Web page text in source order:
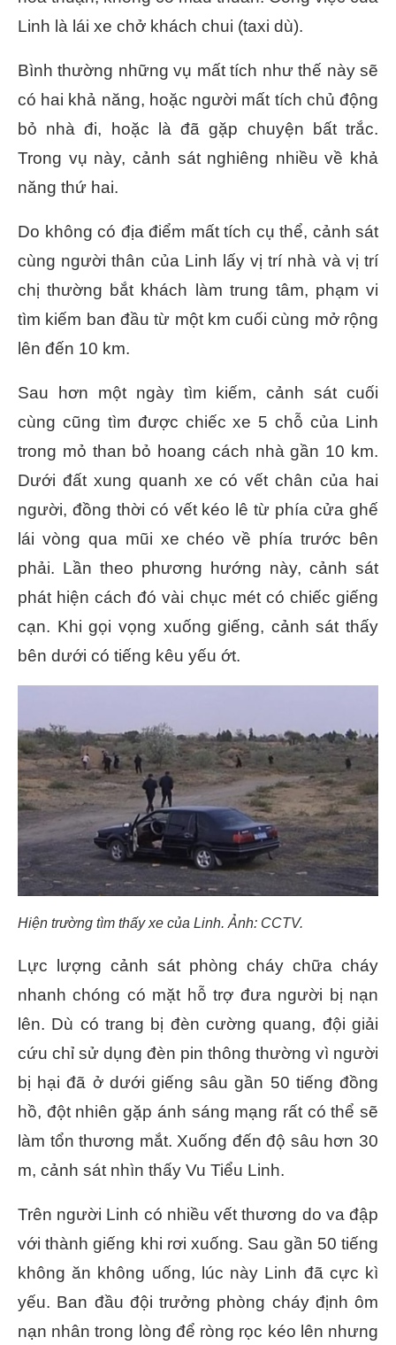
Linh là lái xe chở khách chui (taxi dù).
Bình thường những vụ mất tích như thế này sẽ
có hai khả năng, hoặc người mất tích chủ động
bỏ nhà đi, hoặc là đã gặp chuyện bất trắc.
Trong vụ này, cảnh sát nghiêng nhiều về khả
năng thứ hai.
Do không có địa điểm mất tích cụ thể, cảnh sát
cùng người thân của Linh lấy vị trí nhà và vị trí
chị thường bắt khách làm trung tâm, phạm vi
tìm kiếm ban đầu từ một km cuối cùng mở rộng
lên đến 10 km.
Sau hơn một ngày tìm kiếm, cảnh sát cuối
cùng cũng tìm được chiếc xe 5 chỗ của Linh
trong mỏ than bỏ hoang cách nhà gần 10 km.
Dưới đất xung quanh xe có vết chân của hai
người, đồng thời có vết kéo lê từ phía cửa ghế
lái vòng qua mũi xe chéo về phía trước bên
phải. Lần theo phương hướng này, cảnh sát
phát hiện cách đó vài chục mét có chiếc giếng
cạn. Khi gọi vọng xuống giếng, cảnh sát thấy
bên dưới có tiếng kêu yếu ớt.
Hiện trường tìm thấy xe của Linh. Ảnh: CCTV.
Lực lượng cảnh sát phòng cháy chữa cháy
nhanh chóng có mặt hỗ trợ đưa người bị nạn
lên. Dù có trang bị đèn cường quang, đội giải
cứu chỉ sử dụng đèn pin thông thường vì người
bị hại đã ở dưới giếng sâu gần 50 tiếng đồng
hồ, đột nhiên gặp ánh sáng mạng rất có thể sẽ
làm tổn thương mắt. Xuống đến độ sâu hơn 30
m, cảnh sát nhìn thấy Vu Tiểu Linh.
Trên người Linh có nhiều vết thương do va đập
với thành giếng khi rơi xuống. Sau gần 50 tiếng
không ăn không uống, lúc này Linh đã cực kì
yếu. Ban đầu đội trưởng phòng cháy định ôm
nạn nhân trong lòng để ròng rọc kéo lên nhưng